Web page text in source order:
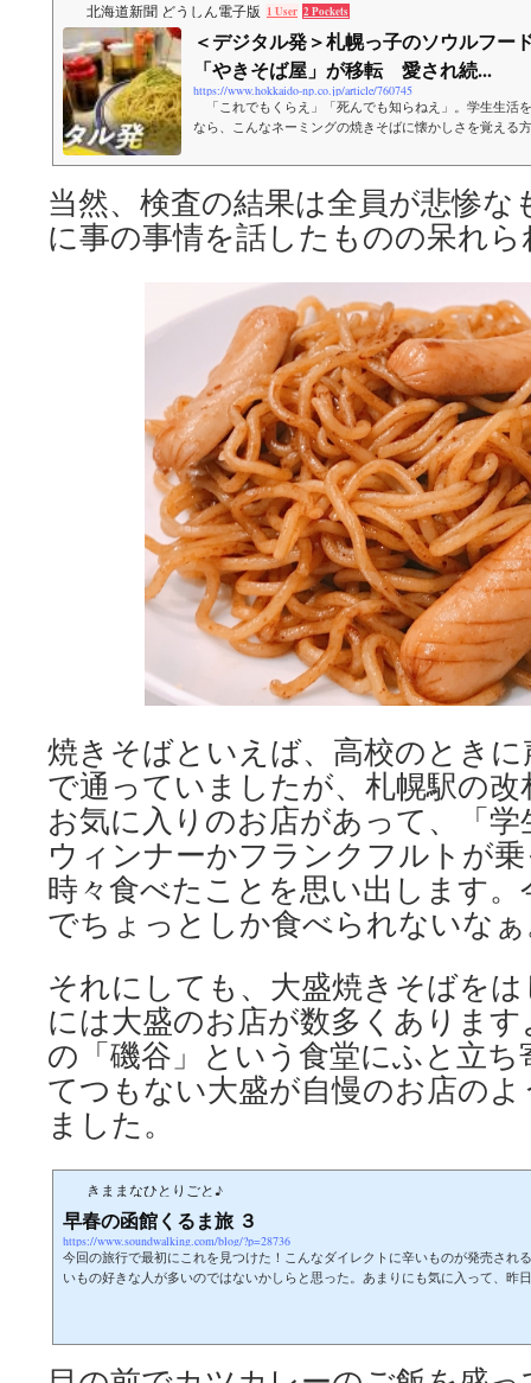
北海道新聞 どうしん電子版 1 User 2 Pockets
＜デジタル発＞札幌っ子のソウルフ
「やきそば屋」が移転 愛され続...
https://www.hokkaido-np.co.jp/article/760745
「これでもくらえ」「死んでも知らねえ」。学生生活
なら、こんなネーミングの焼きそばに懐かしさを覚える
当然、検査の結果は全員が悲惨
に事の事情を話したものの呆れ
焼きそばといえば、高校のとき
で通っていましたが、札幌駅の
お気に入りのお店があって、「
ウィンナーかフランクフルトが
時々食べたことを思い出します
でちょっとしか食べられないな
それにしても、大盛焼きそばを
には大盛のお店が数多くあります
の「磯谷」という食堂にふと立
てつもない大盛が自慢のお店の
ました。
きままなひとりごと♪
早春の函館くるま旅 ３
https://www.soundwalking.com/blog/?p=28736
今回の旅行で最初にこれを見つけた！こんなダイレクトに辛いものが発売され
いもの好きな人が多いのではないかしらと思った。あまりにも気に入って、昨